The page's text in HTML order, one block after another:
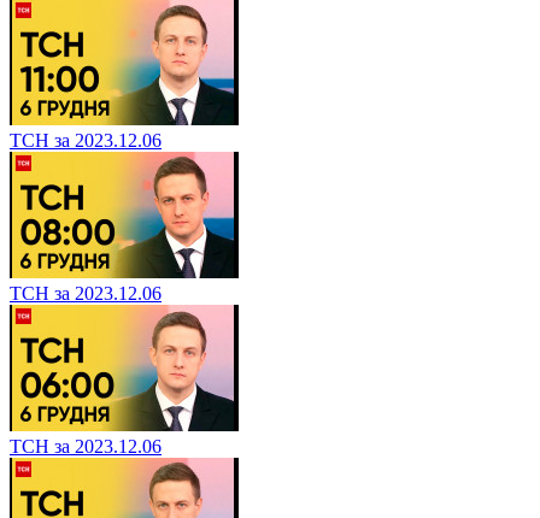
ТСН за 2023.12.06
ТСН за 2023.12.06
ТСН за 2023.12.06